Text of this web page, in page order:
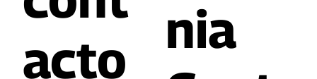
acto
nia